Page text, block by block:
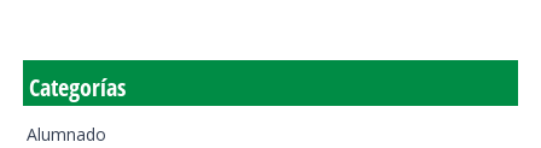
Categorías
Alumnado